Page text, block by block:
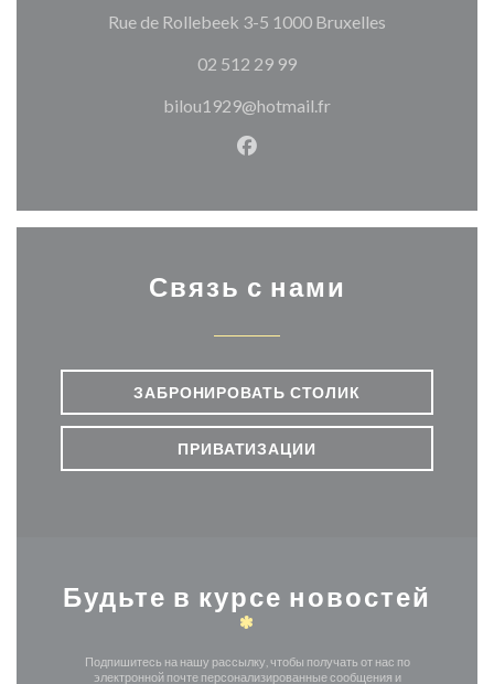
Rue de Rollebeek 3-5 1000 Bruxelles
02 512 29 99
bilou1929@hotmail.fr
Facebook ((открывается в
Связь с нами
ЗАБРОНИРОВАТЬ СТОЛИК
ПРИВАТИЗАЦИИ
Будьте в курсе новостей
*
Подпишитесь на нашу рассылку, чтобы получать от нас по
электронной почте персонализированные сообщения и